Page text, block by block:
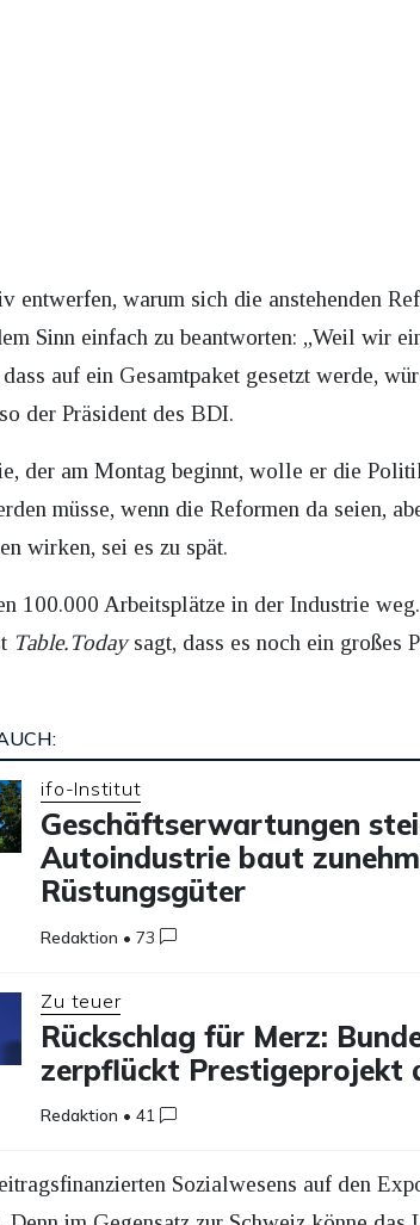
entwerfen, warum sich die anstehenden
Sinn einfach zu beantworten: „Weil wir
auf ein Gesamtpaket gesetzt werde,
der Präsident des BDI.
der am Montag beginnt, wolle er die
müsse, wenn die Reformen da seien,
wirken, sei es zu spät.
100.000 Arbeitsplätze in der Industrie
Table.Todaysagt, dass es noch ein großes
ifo-Institut
Geschäftserwartungen
Autoindustrie baut
Rüstungsgüter
Redaktion •73
Zu teuer
Rückschlag für Merz:
zerpflückt Prestigeprojekt
Redaktion •41
Sozialwesens auf den